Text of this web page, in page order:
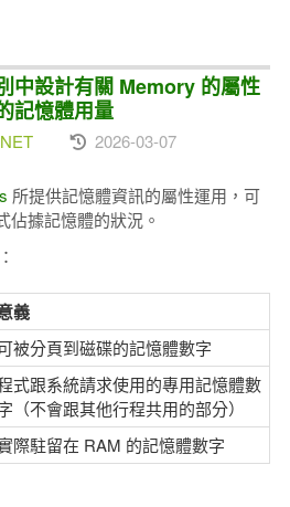
中設計有關 Memory 的屬性
記憶體用量
2026-03-07
所提供記憶體資訊的屬性運用，可
佔據記憶體的狀況。
義
被分頁到磁碟的記憶體數字
式跟系統請求使用的專用記憶體數
（不會跟其他行程共用的部分）
際駐留在 RAM 的記憶體數字